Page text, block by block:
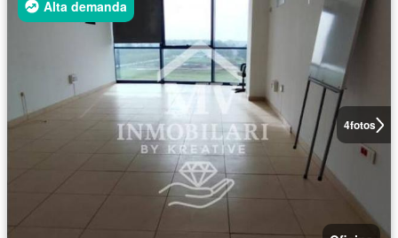
4fotos
Alta demanda